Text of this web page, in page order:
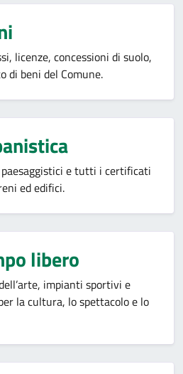
licenze, concessioni di suolo,
di beni del Comune.
e tutti i certificati
ed edifici.
libero
impianti sportivi e
la cultura, lo spettacolo e lo